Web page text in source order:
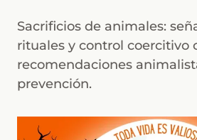
Sacrificios de animales:
rituales y control coercitivo
recomendaciones
prevención.